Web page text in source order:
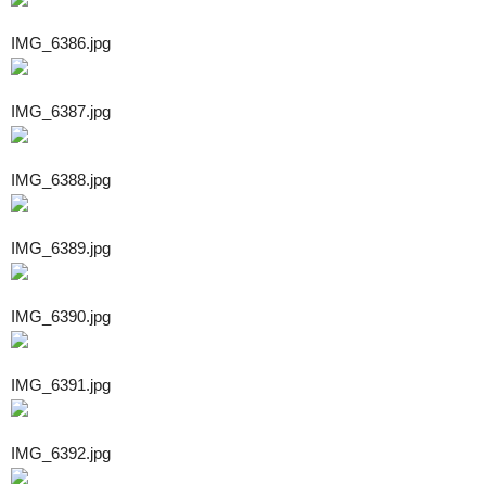
IMG_6386.jpg
IMG_6387.jpg
IMG_6388.jpg
IMG_6389.jpg
IMG_6390.jpg
IMG_6391.jpg
IMG_6392.jpg